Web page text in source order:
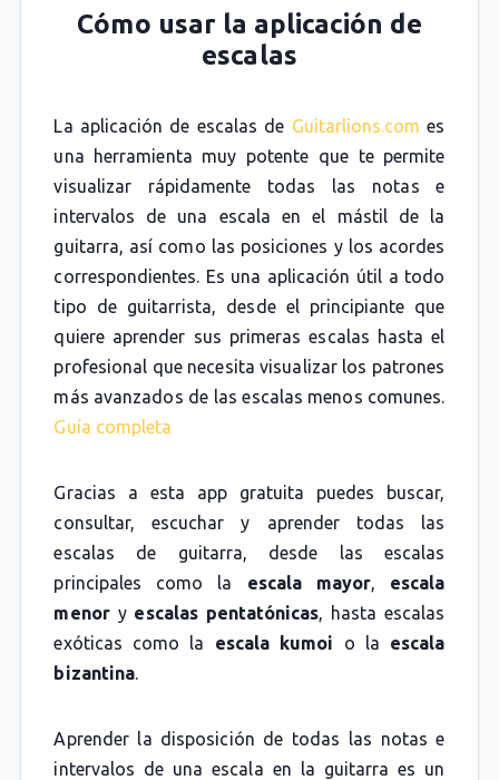
Cómo usar la aplicación de
escalas
La aplicación de escalas de Guitarlions.com es
una herramienta muy potente que te permite
visualizar rápidamente todas las notas e
intervalos de una escala en el mástil de la
guitarra, así como las posiciones y los acordes
correspondientes. Es una aplicación útil a todo
tipo de guitarrista, desde el principiante que
quiere aprender sus primeras escalas hasta el
profesional que necesita visualizar los patrones
más avanzados de las escalas menos comunes.
Guía completa
Gracias a esta app gratuita puedes buscar,
consultar, escuchar y aprender todas las
escalas de guitarra, desde las escalas
principales como la escala mayor, escala
menory escalas pentatónicas, hasta escalas
exóticas como la escala kumoi o la escala
bizantina.
Aprender la disposición de todas las notas e
intervalos de una escala en la guitarra es un